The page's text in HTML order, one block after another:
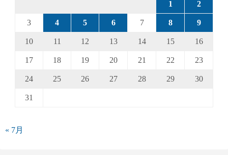
1 2
3 4 5 6 7 8 9
10 11 12 13 14 15 16
17 18 19 20 21 22 23
24 25 26 27 28 29 30
31
« 7月